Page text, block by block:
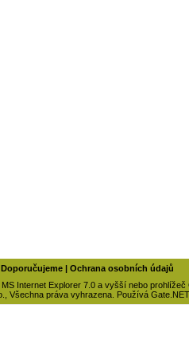
Doporučujeme | Ochrana osobních údajů
Internet Explorer 7.0 a vyšší nebo prohlížeč
Všechna práva vyhrazena. Používá